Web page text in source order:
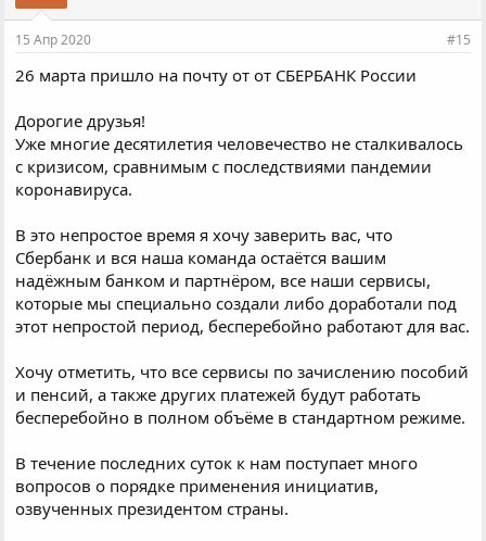
15 Апр 2020 #15
26 марта пришло на почту от от СБЕРБАНК России
Дорогие друзья!
Уже многие десятилетия человечество не сталкивалось
с кризисом, сравнимым с последствиями пандемии
коронавируса.
В это непростое время я хочу заверить вас, что
Сбербанк и вся наша команда остаётся вашим
надёжным банком и партнёром, все наши сервисы,
которые мы специально создали либо доработали под
этот непростой период, бесперебойно работают для вас.
Хочу отметить, что все сервисы по зачислению пособий
и пенсий, а также других платежей будут работать
бесперебойно в полном объёме в стандартном режиме.
В течение последних суток к нам поступает много
вопросов о порядке применения инициатив,
озвученных президентом страны.